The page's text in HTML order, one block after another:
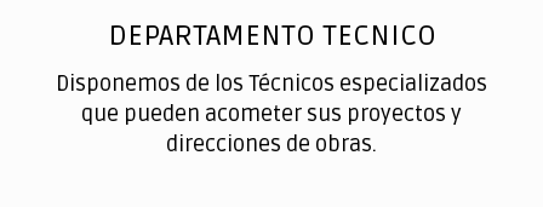
DEPARTAMENTO TECNICO
Disponemos de los Técnicos especializados
que pueden acometer sus proyectos y
direcciones de obras.